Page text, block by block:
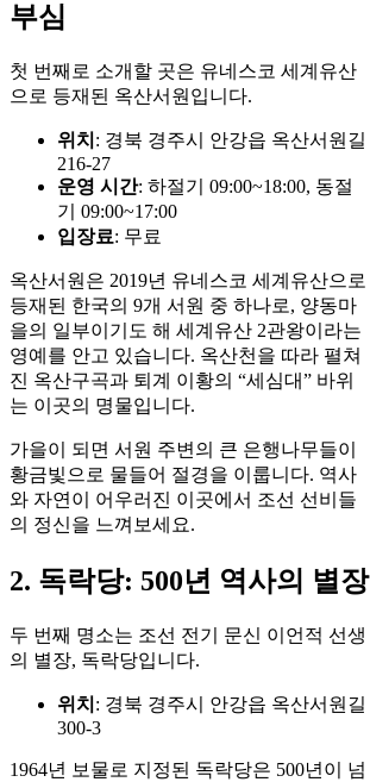
부심
첫 번째로 소개할 곳은 유네스코 세계유산
으로 등재된 옥산서원입니다.
위치 : 경북 경주시 안강읍 옥산서원길
216-27
운영 시간: 하절기 09:00~18:00, 동절
기 09:00~17:00
입장료: 무료
옥산서원은 2019년 유네스코 세계유산으로
등재된 한국의 9개 서원 중 하나로, 양동마
을의 일부이기도 해 세계유산 2관왕이라는
영예를 안고 있습니다. 옥산천을 따라 펼쳐
진 옥산구곡과 퇴계 이황의 “세심대” 바위
는 이곳의 명물입니다.
가을이 되면 서원 주변의 큰 은행나무들이
황금빛으로 물들어 절경을 이룹니다. 역사
와 자연이 어우러진 이곳에서 조선 선비들
의 정신을 느껴보세요.
2. 독락당: 500년 역사의 별장
두 번째 명소는 조선 전기 문신 이언적 선생
의 별장, 독락당입니다.
위치 : 경북 경주시 안강읍 옥산서원길
300-3
1964년 보물로 지정된 독락당은 500년이 넘